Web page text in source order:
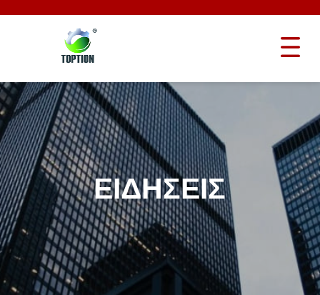
ΕΙΔΉΣΕΙΣ